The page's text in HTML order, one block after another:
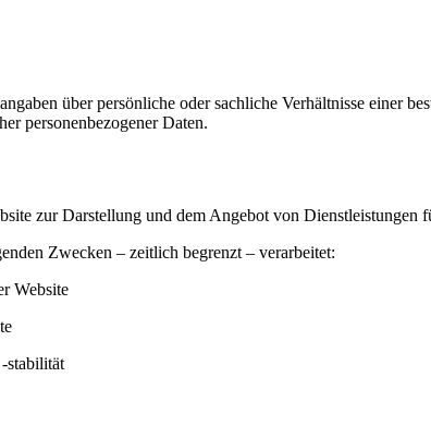
über persönliche oder sachliche Verhältnisse einer
personenbezogener Daten.
zur Darstellung und dem Angebot von Dienstleistungen
Zwecken – zeitlich begrenzt – verarbeitet:
Website
stabilität